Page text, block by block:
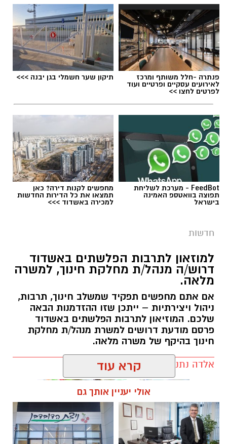
פנתרה -חלל משותף ומרכז
לאירועים עסקיים ופרטיים ועוד
לפרטים לחצו >>
תיקון שער חשמלי בגן יבנה >>>
FeedBot - מערכת לשליחת
תפוצה בוואטספ האמינה
בישראל
מחפשים לקנות דירה? כאן
תמצאו את כל הדירות החדשות
למכירה באשדוד >>>
חדשות
למוזאון לתרבות הפלשתים באשדוד
דרוש/ה מנהל/ת מחלקת חינוך, למשרה
מלאה.
אם אתם מחפשים תפקיד שמשלב חינוך, תרבות,
ניהול ויצירתיות – ייתכן שזו ההזדמנות הבאה
שלכם. המוזיאון לתרבות הפלשתים באשדוד
פרסם מודעת דרושים למשרת מנהל/ת מחלקת
חינוך בהיקף של משרה מלאה.
אלדה נתנאל / 17:57 06.08.26 קרא עוד
אולי יעניין אותך גם